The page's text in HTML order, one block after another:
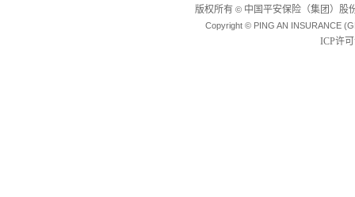
版权所有 ©中国平安保险（集团）股
Copyright © PING AN INSURANCE
ICP许